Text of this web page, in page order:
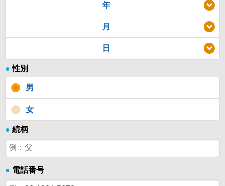
年
月
日
● 性別
男
女
● 続柄
● 電話番号